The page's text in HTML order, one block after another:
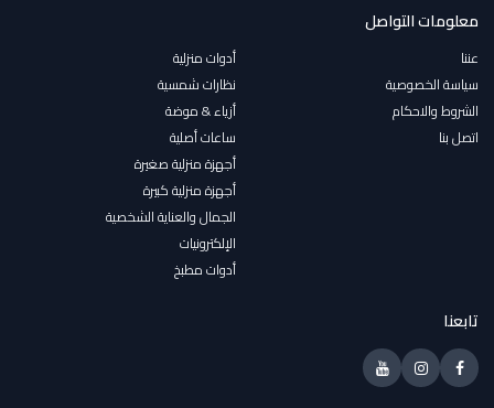
معلومات التواصل
عننا
سياسة الخصوصية
الشروط والاحكام
اتصل بنا
أدوات منزلية
نظارات شمسية
أزياء & موضة
ساعات أصلية
أجهزة منزلية صغيرة
أجهزة منزلية كبيرة
الجمال والعناية الشخصية
الإلكترونيات
أدوات مطبخ
تابعنا